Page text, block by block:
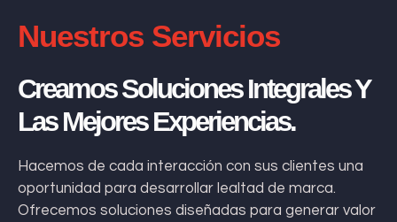
Nuestros Servicios
Creamos Soluciones Integrales Y
Las Mejores Experiencias.
Hacemos de cada interacción con sus clientes una
oportunidad para desarrollar lealtad de marca.
Ofrecemos soluciones diseñadas para generar valor